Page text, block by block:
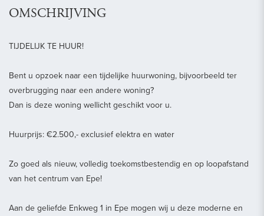
OMSCHRIJVING
TIJDELIJK TE HUUR!
Bent u opzoek naar een tijdelijke huurwoning, bijvoorbeeld ter
overbrugging naar een andere woning?
Dan is deze woning wellicht geschikt voor u.
Huurprijs: €2.500,- exclusief elektra en water
Zo goed als nieuw, volledig toekomstbestendig en op loopafstand
van het centrum van Epe!
Aan de geliefde Enkweg 1 in Epe mogen wij u deze moderne en